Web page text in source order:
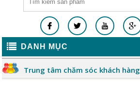
DANH MỤC
Trung tâm chăm sóc khách hàng